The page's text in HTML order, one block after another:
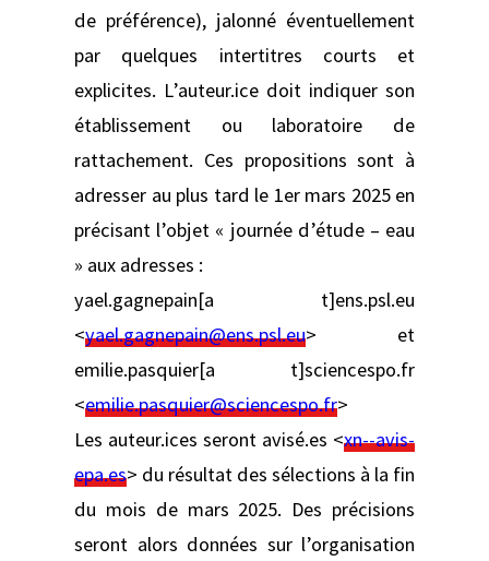
de préférence), jalonné éventuellement
par quelques intertitres courts et
explicites. L’auteur.ice doit indiquer son
établissement ou laboratoire de
rattachement. Ces propositions sont à
adresser au plus tard le 1er mars 2025 en
précisant l’objet « journée d’étude – eau
» aux adresses :
yael.gagnepain[a t]ens.psl.eu
<yael.gagnepain@ens.psl.eu> et
emilie.pasquier[a t]sciencespo.fr
<emilie.pasquier@sciencespo.fr>
Les auteur.ices seront avisé.es <xn--avis-
epa.es> du résultat des sélections à la fin
du mois de mars 2025. Des précisions
seront alors données sur l’organisation